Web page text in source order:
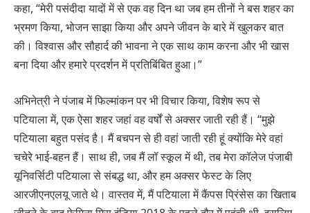
कहा, “मेरी पसंदीदा यादों में से एक वह दिन था जब हम तीनों ने बस शहर का
भ्रमण किया, भोजन साझा किया और अपने जीवन के बारे में खुलकर बात
की। विश्वास और सौहार्द की भावना ने एक साथ काम करना और भी खास
बना दिया और हमारे प्रदर्शन में प्रतिबिंबित हुआ।”
अभिनेत्री ने पंजाब में फिल्मांकन पर भी विचार किया, विशेष रूप से
पटियाला में, एक ऐसा शहर जहां वह वर्षों से अक्सर जाती रही हैं। “मुझे
पटियाला बहुत पसंद है। मैं बचपन से ही वहां जाती रही हूं क्योंकि मेरे वहां
चचेरे भाई-बहन हैं। साथ ही, जब मैं लॉ स्कूल में थी, तब मेरा कॉलेज पंजाबी
यूनिवर्सिटी पटियाला से संबद्ध था, और हम अक्सर फेस्ट के लिए
आरजीएनएलयू जाते थे। वास्तव में, मैं पटियाला में कैंपस प्रिंसेस का खिताब